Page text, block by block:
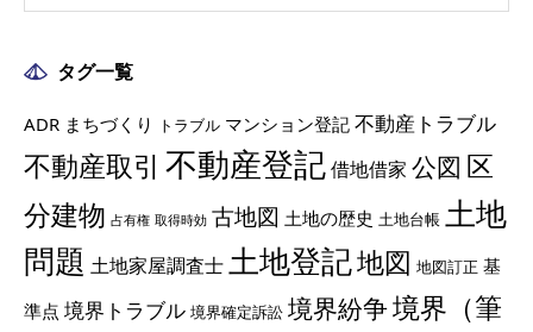
タグ一覧
ADR まちづくり トラブル マンション登記 不動産トラブル
不動産取引 不動産登記借地借家 公図 区
分建物 占有権 取得時効 古地図 土地の歴史 土地台帳 土地
問題 土地家屋調査士土地登記地図 地図訂正 基
準点 境界トラブル 境界確定訴訟 境界紛争境界（筆